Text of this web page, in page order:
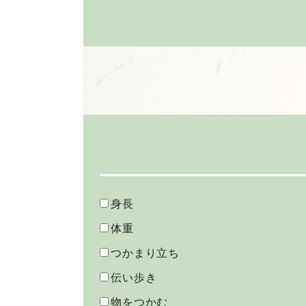
身長
体重
つかまり立ち
伝い歩き
物をつかむ